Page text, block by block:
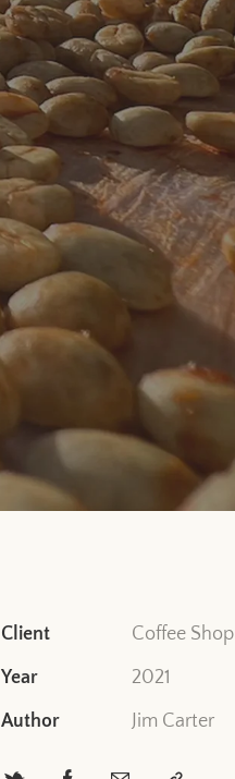
Client
Coffee Shop
Year
2021
Author
Jim Carter